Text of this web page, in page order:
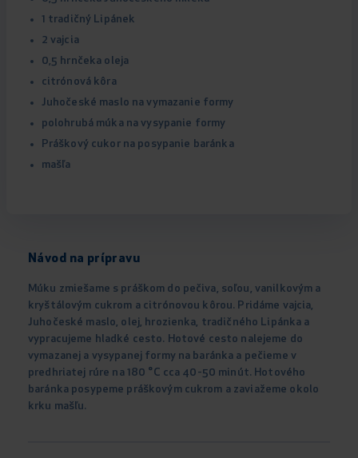
1 tradičný Lipánek
2 vajcia
0,5 hrnčeka oleja
citrónová kôra
Juhočeské maslo na vymazanie formy
polohrubá múka na vysypanie formy
Práškový cukor na posypanie baránka
mašľa
Návod na prípravu
Múku zmiešame s práškom do pečiva, soľou, vanilkovým a
kryštálovým cukrom a citrónovou kôrou. Pridáme vajcia,
Juhočeské maslo, olej, hrozienka, tradičného Lipánka a
vypracujeme hladké cesto. Hotové cesto nalejeme do
vymazanej a vysypanej formy na baránka a pečieme v
predhriatej rúre na 180 °C cca 40-50 minút. Hotového
baránka posypeme práškovým cukrom a zaviažeme okolo
krku mašľu.